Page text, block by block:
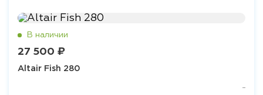
27 500 ₽
Altair Fish 280